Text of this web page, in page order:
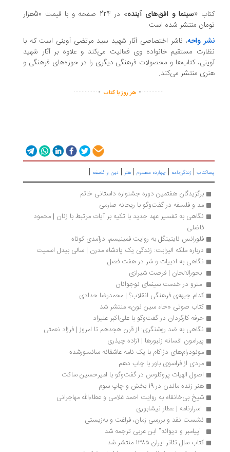
«سینما و افق‌های آینده
» در 224 صفحه و با قیمت 50هزار
منتشر شده است.
واحه، ناشر اختصاصی آثار شهید سید مرتضی آوینی است که با
مستقیم خانواده وی فعالیت می‌کند و علاوه بر آثار شهید
کتاب‌ها و محصولات فرهنگی دیگری را در حوزه‌های فرهنگی و
منتشر می‌کند.
................هر روز با کتاب ...............
|زندگی‌نامه |چهارده معصوم|هنر|دین و فلسفه|
برگزیدگان هفتمین دوره جشنواره داستانی خاتم
مد و فلسفه در گفت‌وگو با ریحانه صارمی
فلورانس نایتینگل به روایت فمینیسم، درآمدی کوتاه
درباره ملکه الیزابت: زندگی یک پادشاه مدرن | سالی بیدل اسمیت
نگاهی به ادبیات و شر در هفت فصل
بحورالالحان | فرصت شیرازی
مترو در خدمت سینمای نوجوانان
کدام جبهه‌ی فرهنگی انقلاب؟ | محمدرضا حدادی
کتاب صوتی «حاء سین نون» منتشر شد
حرفه کارگردان در گفت‌وگو با علی‌اکبر علیزاد
نگاهی به ضد روشنگری: از قرن هجدهم تا امروز | فرزاد نعمتی
پیرامون افسانه زنبورها | آزاده چیذری
مونودرام‌های دژاکام با یک نامه عاشقانه سانسورشده
مردی از فراسوی باور با چاپ دهم
اصول الهیات پروکلوس در گفت‌وگو با امیرحسین ساکت
هنر زنده ماندن در 19 بخش و چاپ سوم
شیخ بی‌خانقاه به روایت احمد غلامی و عطاءالله مهاجرانی
اسرارنامه | عطار نیشابوری
نشست نقد و بررسی زمان، فراغت و به‌زیستی
"پیامبر و دیوانه" ابن عربی ترجمه شد
کتاب سال تئاتر ایران ۱۳۸۵ منتشر شد